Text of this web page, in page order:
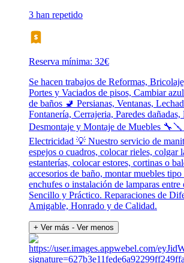
3 han repetido
Reserva mínima: 32€
Se hacen trabajos de Reformas,
Portes y Vaciados de pisos, Cambiar
de baños 🚽 Persianas, Ventanas,
Fontanería, Cerrajeria, Paredes
Desmontaje y Montaje de Muebles
Electricidad 💡 Nuestro servicio de
espejos o cuadros, colocar rieles, colgar
estanterías, colocar estores, cortinas o
accesorios de baño, montar muebles
enchufes o instalación de lamparas entre
Sencillo y Práctico. Reparaciones de
Amigable, Honrado y de Calidad.
+ Ver más - Ver menos